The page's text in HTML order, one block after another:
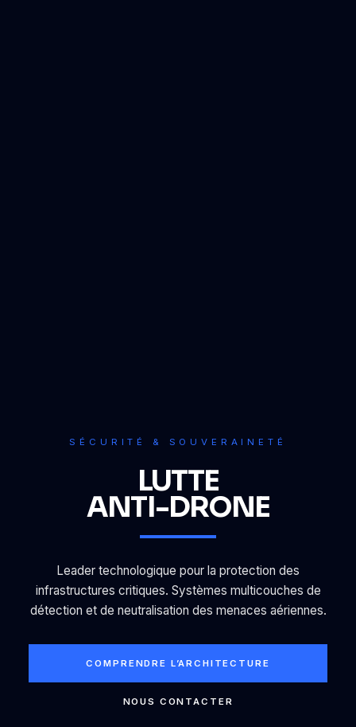
SÉCURITÉ & SOUVERAINETÉ
LUTTE
ANTI-DRONE
Leader technologique pour la protection des
infrastructures critiques. Systèmes multicouches de
détection et de neutralisation des menaces aériennes.
COMPRENDRE L’ARCHITECTURE
NOUS CONTACTER